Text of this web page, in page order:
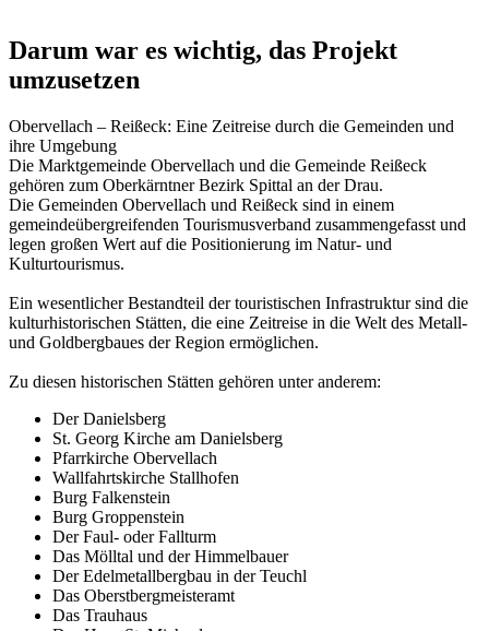
Darum war es wichtig, das Projekt
umzusetzen
Obervellach – Reißeck: Eine Zeitreise durch die Gemeinden und
ihre Umgebung
Die Marktgemeinde Obervellach und die Gemeinde Reißeck
gehören zum Oberkärntner Bezirk Spittal an der Drau.
Die Gemeinden Obervellach und Reißeck sind in einem
gemeindeübergreifenden Tourismusverband zusammengefasst und
legen großen Wert auf die Positionierung im Natur- und
Kulturtourismus.
Ein wesentlicher Bestandteil der touristischen Infrastruktur sind die
kulturhistorischen Stätten, die eine Zeitreise in die Welt des Metall-
und Goldbergbaues der Region ermöglichen.
Zu diesen historischen Stätten gehören unter anderem:
Der Danielsberg
St. Georg Kirche am Danielsberg
Pfarrkirche Obervellach
Wallfahrtskirche Stallhofen
Burg Falkenstein
Burg Groppenstein
Der Faul- oder Fallturm
Das Mölltal und der Himmelbauer
Der Edelmetallbergbau in der Teuchl
Das Oberstbergmeisteramt
Das Trauhaus